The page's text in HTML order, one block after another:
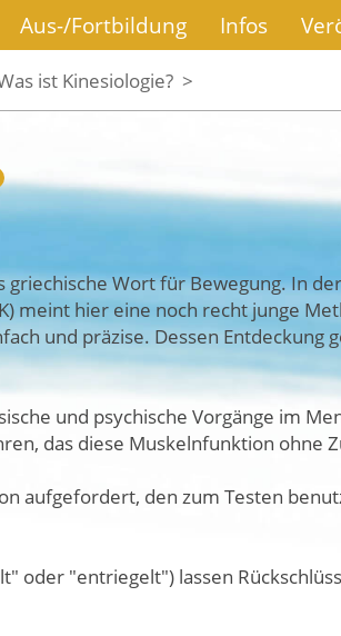
Aus-/Fortbildung Infos
ist Kinesiologie? >
griechische Wort für Bewegung. In
meint hier eine noch recht junge
und präzise. Dessen
und psychische Vorgänge im
das diese Muskelnfunktion
aufgefordert, den zum Testen
oder "entriegelt") lassen